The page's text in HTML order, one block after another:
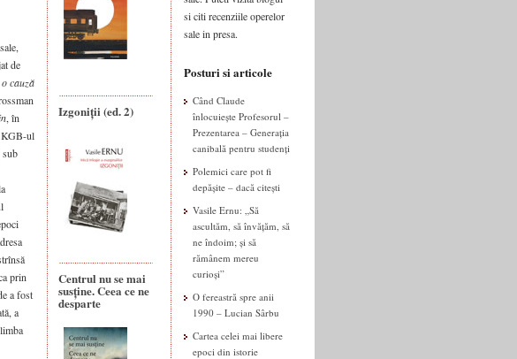
de
cauză
, în
KGB-ul
sub
prin
a fost
a
Izgoniții (ed. 2)
Centrul nu se mai
susține. Ceea ce ne
desparte
si citi recenziile operelor
sale in presa.
Posturi si articole
Când Claude
înlocuiește Profesorul –
Prezentarea – Generația
canibală pentru studenți
Polemici care pot fi
depășite – dacă citești
Vasile Ernu: „Să
ascultăm, să învățăm, să
ne îndoim; și să
rămânem mereu
curioși”
O fereastră spre anii
1990 – Lucian Sârbu
Cartea celei mai libere
epoci din istorie